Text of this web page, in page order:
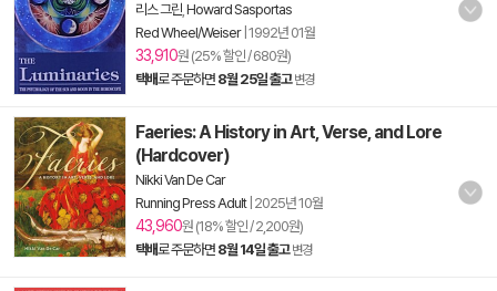
리스 그린 Howard Sasportas
Red Wheel/Weiser| 1992년 01월
33,910원 (25% 할인 / 680원)
택배로 주문하면 8월 25일 출고 변경
Faeries: A History in Art, Verse, and Lore
(Hardcover)
Nikki Van De Car
Running Press Adult| 2025년 10월
43,960원 (18% 할인 / 2,200원)
택배로 주문하면 8월 14일 출고 변경